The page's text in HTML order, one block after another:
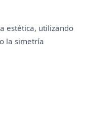
estética, utilizando
la simetría